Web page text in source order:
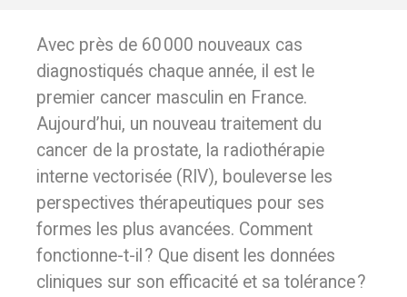
Avec près de 60 000 nouveaux cas
diagnostiqués chaque année, il est le
premier cancer masculin en France.
Aujourd’hui, un nouveau traitement du
cancer de la prostate, la radiothérapie
interne vectorisée (RIV), bouleverse les
perspectives thérapeutiques pour ses
formes les plus avancées. Comment
fonctionne-t-il ? Que disent les données
cliniques sur son efficacité et sa tolérance ?